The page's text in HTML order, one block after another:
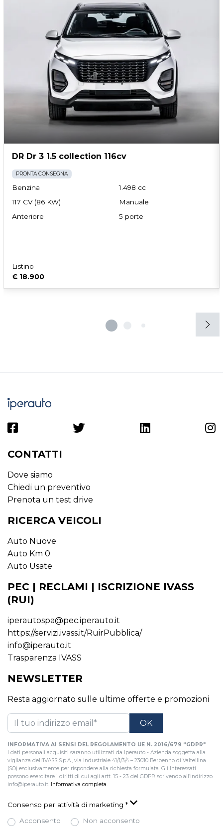
Sistema di frenata anti collisione
Sistema di montioraggio della pressione
Sistema di regolazione dei fari
Sistema di ricarica wireless per smartphone
Sospensioni sportive Specchietti retrovisori colorati
Specchietti retrovisori elettrici
Specchietti retrovisori elettrici - riscaldabili
Touchscreen Volante in pelle
Volante multifunzionale Volante regolabile
DR Dr 3 1.5 collection 116cv
PRONTA CONSEGNA
Benzina
1.498 cc
117 CV (86 KW)
Manuale
Anteriore
5 porte
Listino
€ 18.900
CONTATTI
Dove siamo
Chiedi un preventivo
Prenota un test drive
RICERCA VEICOLI
Auto Nuove
Auto Km 0
Auto Usate
PEC | RECLAMI | ISCRIZIONE IVASS
(RUI)
iperautospa@pec.iperauto.it
https://servizi.ivass.it/RuirPubblica/
info@iperauto.it
Trasparenza IVASS
NEWSLETTER
Resta aggiornato sulle ultime offerte e promozioni
INFORMATIVA AI SENSI DEL REGOLAMENTO UE N. 2016/679 “GDPR"
I dati personali acquisiti saranno utilizzati da Iperauto - Azienda soggetta alla
vigilanza dell’IVASS S.p.A., via Industriale 41/1/3/4 – 23010 Berbenno di Valtellina
(SO) esclusivamente per rispondere alla richiesta formulata. Gli Interessati
possono esercitare i diritti di cui agli artt. 15 - 23 del GDPR scrivendo all’indirizzo
info@iperauto.it. Informativa completa.
Consenso per attività di marketing *
Acconsento
Non acconsento